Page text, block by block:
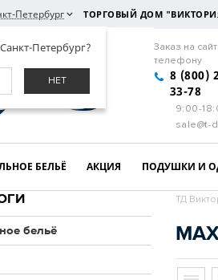
Петербург
Петербург?
НЕТ
ТОРГОВЫЙ ДОМ
Заказ на
телефону
8 (800)
33-78
9:00-
sale@t-
БЕЛЬЁ АКЦИЯ ПОДУШКИ И
бельё
ТД